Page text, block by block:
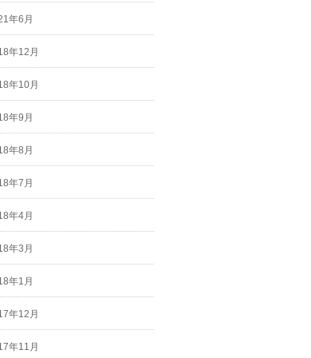
年6月
年12月
年10月
年9月
年8月
年7月
年4月
年3月
年1月
年12月
年11月